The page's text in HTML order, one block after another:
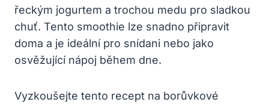
řeckým jogurtem a ‍trochou medu ⁤pro sladkou
chuť. Tento smoothie​ lze‍ snadno připravit
‌doma⁤ a je ideální pro snídani nebo jako
osvěžující nápoj během​ dne.
Vyzkoušejte tento recept⁣ na borůvkové